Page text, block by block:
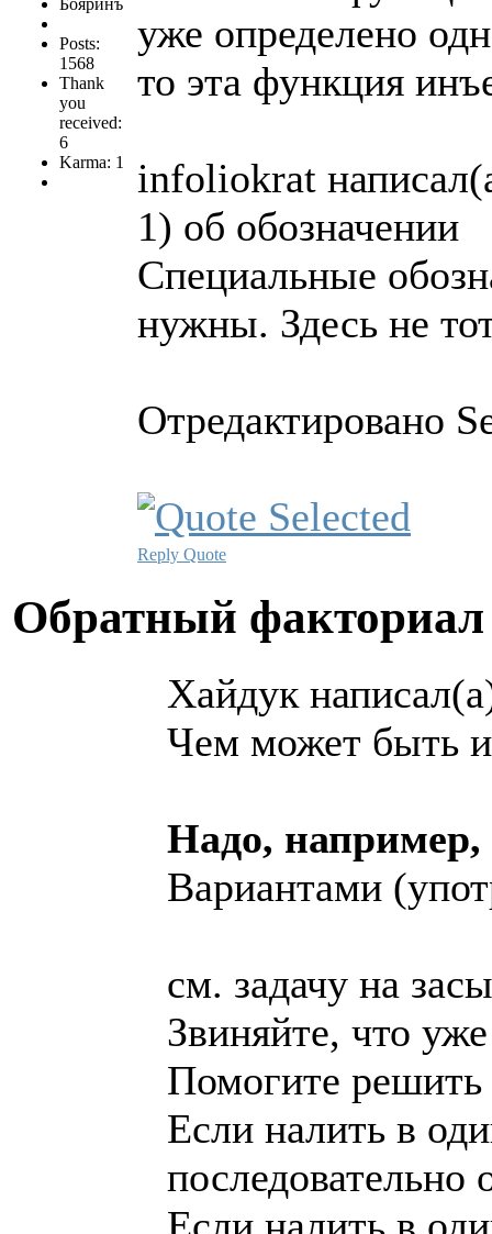
Бояринъ
Posts:
1568
Thank
you
received:
6
Karma: 1
уже определено
то эта функция
infoliokrat
1) об обозначении
Специальные
нужны. Здесь не
Отредактировано
Reply Quote
Обратный
Хайдук
Чем может быть
Надо, например,
Вариантами
см. задачу на
Звиняйте, что
Помогите решить
Если налить в